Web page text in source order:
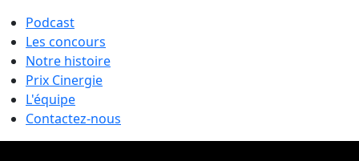
Podcast
Les concours
Notre histoire
Prix Cinergie
L'équipe
Contactez-nous